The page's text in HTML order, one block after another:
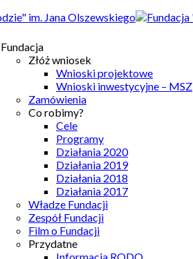
Fundacja
Złóż wniosek
Wnioski projektowe
Wnioski inwestycyjne – MSZ
Zamówienia
Co robimy?
Cele
Programy
Działania 2020
Działania 2019
Działania 2018
Działania 2017
Władze Fundacji
Zespół Fundacji
Film o Fundacji
Przydatne